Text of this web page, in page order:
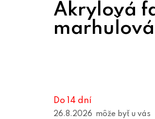
Akrylová
marhuľová
Do 14 dní
26.8.2026